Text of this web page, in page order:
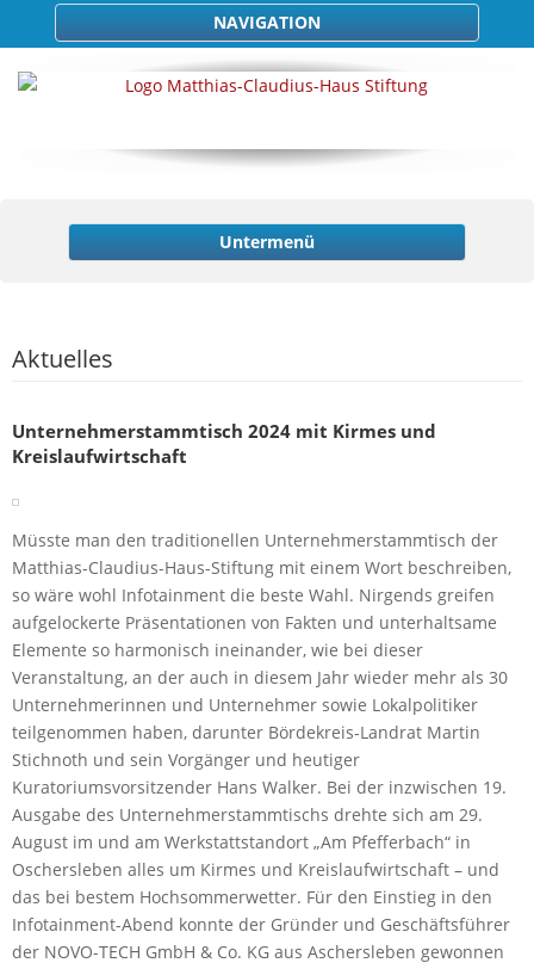
NAVIGATION
Untermenü
Aktuelles
Unternehmerstammtisch 2024 mit Kirmes und
Kreislaufwirtschaft
Müsste man den traditionellen Unternehmerstammtisch der
Matthias-Claudius-Haus-Stiftung mit einem Wort beschreiben,
so wäre wohl Infotainment die beste Wahl. Nirgends greifen
aufgelockerte Präsentationen von Fakten und unterhaltsame
Elemente so harmonisch ineinander, wie bei dieser
Veranstaltung, an der auch in diesem Jahr wieder mehr als 30
Unternehmerinnen und Unternehmer sowie Lokalpolitiker
teilgenommen haben, darunter Bördekreis-Landrat Martin
Stichnoth und sein Vorgänger und heutiger
Kuratoriumsvorsitzender Hans Walker. Bei der inzwischen 19.
Ausgabe des Unternehmerstammtischs drehte sich am 29.
August im und am Werkstattstandort „Am Pfefferbach“ in
Oschersleben alles um Kirmes und Kreislaufwirtschaft – und
das bei bestem Hochsommerwetter. Für den Einstieg in den
Infotainment-Abend konnte der Gründer und Geschäftsführer
der NOVO-TECH GmbH & Co. KG aus Aschersleben gewonnen